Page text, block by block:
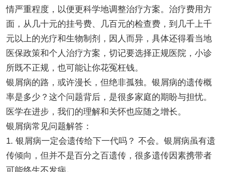
情严重程度，以便更科学地调整治疗方案。治疗费用方
面，从几十元的挂号费、几百元的检查费，到几千上千
元以上的光疗和生物制剂，因人而异，具体还得看当地
医保政策和个人治疗方案，切记要选择正规医院，小诊
所既不正规，也可能让你花冤枉钱。
银屑病的路，或许漫长，但绝非孤独。银屑病的遗传概
率是多少？这个问题背后，是很多家庭的期盼与担忧。
医学在进步，我们的理解和关怀也应随之增长。
银屑病常见问题解答：
1. 银屑病一定会遗传给下一代吗？ 不会。银屑病虽有遗
传倾向，但并不是百分之百遗传，很多遗传因素携带者
可能终生不发病。